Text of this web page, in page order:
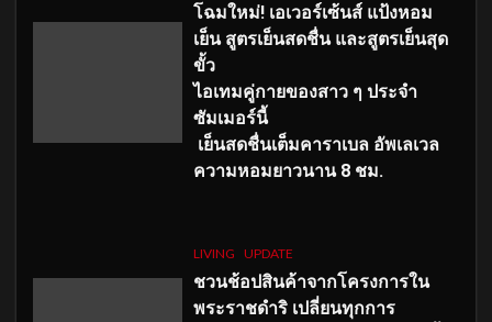
โฉมใหม่! เอเวอร์เซ้นส์ แป้งหอม
เย็น สูตรเย็นสดชื่น และสูตรเย็นสุด
ขั้ว
ไอเทมคู่กายของสาว ๆ ประจำ
ซัมเมอร์นี้
เย็นสดชื่นเต็มคาราเบล อัพเลเวล
ความหอมยาวนาน 8 ชม.
LIVING UPDATE
ชวนช้อปสินค้าจากโครงการใน
พระราชดำริ เปลี่ยนทุกการ